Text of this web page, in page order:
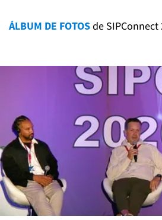
ÁLBUM DE FOTOSde SIPConnect